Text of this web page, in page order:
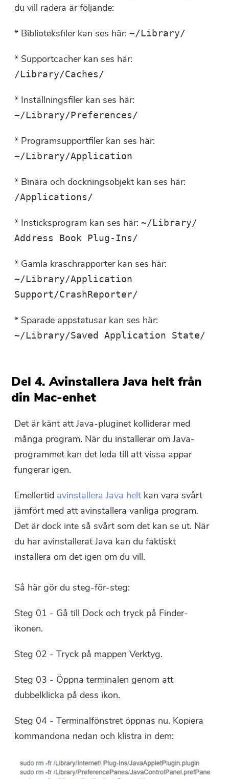
du vill radera är följande:
* Biblioteksfiler kan ses här:~/Library/
* Supportcacher kan ses här:
/Library/Caches/
* Inställningsfiler kan ses här:
~/Library/Preferences/
* Programsupportfiler kan ses här:
~/Library/Application
* Binära och dockningsobjekt kan ses här:
/Applications/
* Insticksprogram kan ses här:~/Library/
Address Book Plug-Ins/
* Gamla kraschrapporter kan ses här:
~/Library/Application
Support/CrashReporter/
* Sparade appstatusar kan ses här:
~/Library/Saved Application State/
Del 4. Avinstallera Java helt från
din Mac-enhet
Det är känt att Java-pluginet kolliderar med
många program. När du installerar om Java-
programmet kan det leda till att vissa appar
fungerar igen.
Emellertid avinstallera Java helt kan vara svårt
jämfört med att avinstallera vanliga program.
Det är dock inte så svårt som det kan se ut. När
du har avinstallerat Java kan du faktiskt
installera om det igen om du vill.
Så här gör du steg-för-steg:
Steg 01 - Gå till Dock och tryck på Finder-
ikonen.
Steg 02 - Tryck på mappen Verktyg.
Steg 03 - Öppna terminalen genom att
dubbelklicka på dess ikon.
Steg 04 - Terminalfönstret öppnas nu. Kopiera
kommandona nedan och klistra in dem: